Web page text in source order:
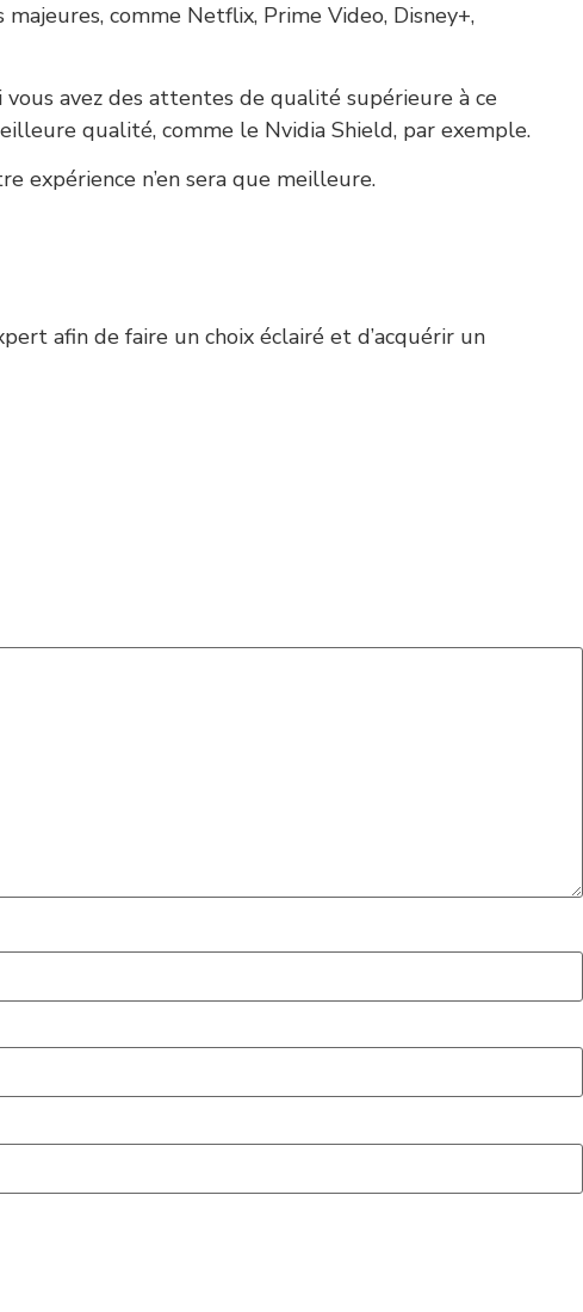
comme Netflix, Prime Video, Disney+,
avez des attentes de qualité supérieure à ce
qualité, comme le Nvidia Shield, par exemple.
expérience n’en sera que meilleure.
afin de faire un choix éclairé et d’acquérir un